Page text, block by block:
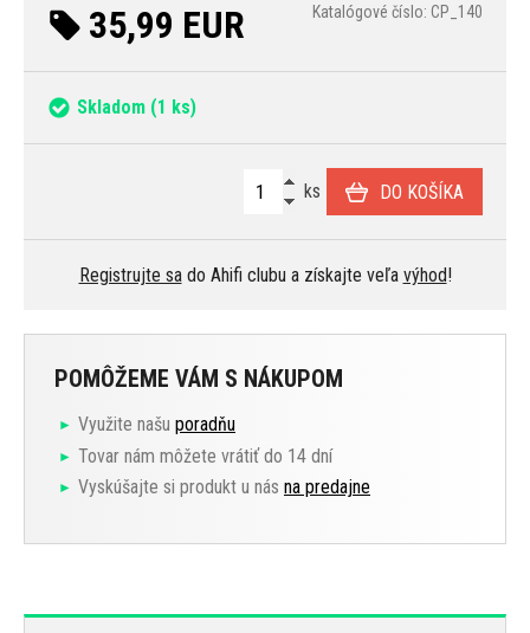
35,99 EUR Katalógové číslo: CP_140
Skladom (1 ks)
ks DO KOŠÍKA
Registrujte sado Ahifi clubu a získajte veľa výhod!
POMÔŽEME VÁM S NÁKUPOM
Využite našu poradňu
Tovar nám môžete vrátiť do 14 dní
Vyskúšajte si produkt u nás na predajne